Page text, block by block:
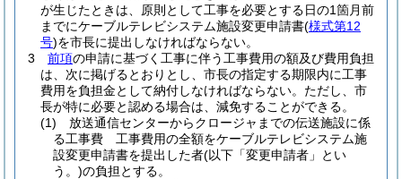
が生じたときは、原則として工事を必要とする日の1箇月前
までにケーブルテレビシステム施設変更申請書(様式第12
号)を市長に提出しなければならない。
3
前項の申請に基づく工事に伴う工事費用の額及び費用負担
は、次に掲げるとおりとし、市長の指定する期限内に工事
費用を負担金として納付しなければならない。 ただし、市
長が特に必要と認める場合は、減免することができる。
(1)
放送通信センターからクロージャまでの伝送施設に係
る工事費 工事費用の全額をケーブルテレビシステム施
設変更申請書を提出した者(以下「変更申請者」とい
う。)の負担とする。